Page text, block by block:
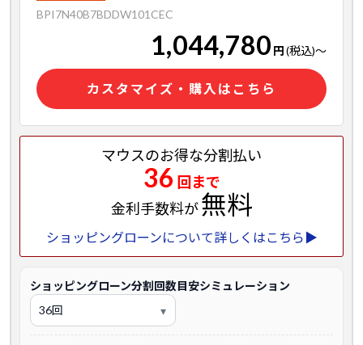
BPI7N40B7BDDW101CEC
1,044,780 円(税込)～
カスタマイズ・購入はこちら
マウスのお得な分割払い
36 回まで
金利手数料が無料
ショッピングローンについて詳しくはこちら▶
ショッピングローン分割回数目安シミュレーション